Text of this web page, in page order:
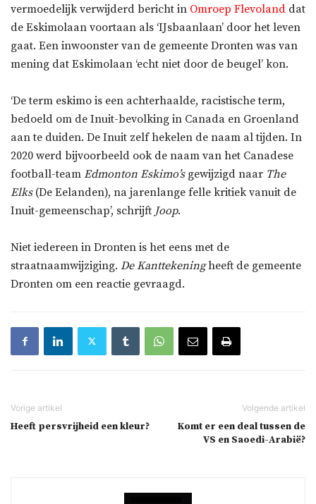
vermoedelijk verwijderd bericht in Omroep Flevoland dat
de Eskimolaan voortaan als ‘IJsbaanlaan’ door het leven
gaat. Een inwoonster van de gemeente Dronten was van
mening dat Eskimolaan ‘echt niet door de beugel’ kon.
‘De term eskimo is een achterhaalde, racistische term,
bedoeld om de Inuit-bevolking in Canada en Groenland
aan te duiden. De Inuit zelf hekelen de naam al tijden. In
2020 werd bijvoorbeeld ook de naam van het Canadese
football-team Edmonton Eskimo’sgewijzigd naar The
Elks(De Eelanden), na jarenlange felle kritiek vanuit de
Inuit-gemeenschap’, schrijft Joop.
Niet iedereen in Dronten is het eens met de
straatnaamwijziging. De Kanttekeningheeft de gemeente
Dronten om een reactie gevraagd.
Heeft persvrijheid een kleur?
Komt er een deal tussen de
VS en Saoedi-Arabië?